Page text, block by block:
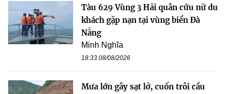
Tàu 629 Vùng 3 Hải quân cứu nữ du
khách gặp nạn tại vùng biển Đà
Nẵng
Minh Nghĩa
18:33 08/08/2026
Mưa lớn gây sạt lở, cuốn trôi cầu